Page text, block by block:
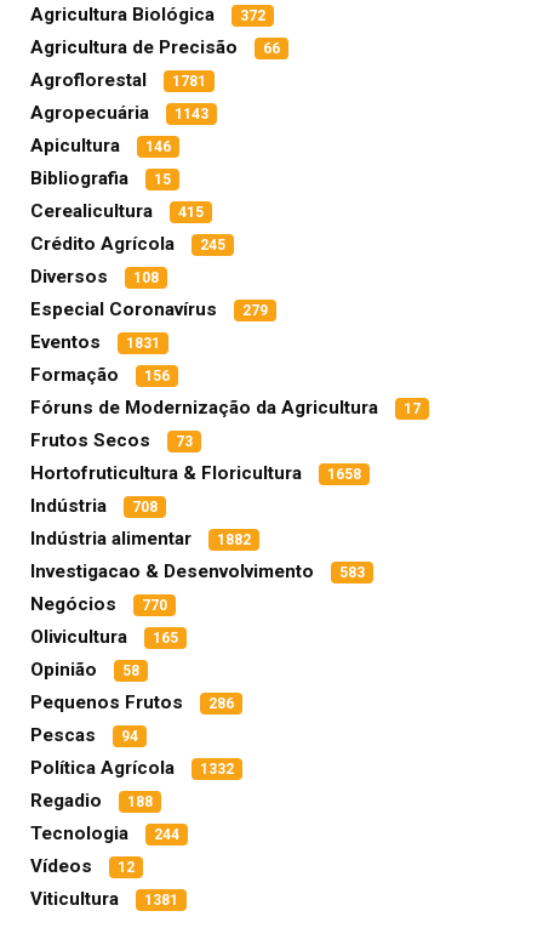
Agricultura Biológica 372
Agricultura de Precisão 66
Agroflorestal 1781
Agropecuária 1143
Apicultura 146
Bibliografia 15
Cerealicultura 415
Crédito Agrícola 245
Diversos 108
Especial Coronavírus 279
Eventos 1831
Formação 156
Fóruns de Modernização da Agricultura 17
Frutos Secos 73
Hortofruticultura & Floricultura 1658
Indústria 708
Indústria alimentar 1882
Investigacao & Desenvolvimento 583
Negócios 770
Olivicultura 165
Opinião 58
Pequenos Frutos 286
Pescas 94
Política Agrícola 1332
Regadio 188
Tecnologia 244
Vídeos 12
Viticultura 1381